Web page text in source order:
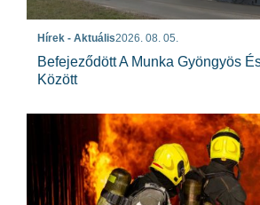
Hírek - Aktuális2026. 08. 05.
Befejeződött A Munka Gyöngyös
Között